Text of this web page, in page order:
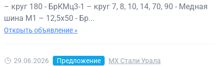
– круг 180 - БрКМц3-1 – круг 7, 8, 10, 14, 70, 90 - Медная
шина М1 – 12,5х50 - Бр...
Открыть объявление »
29.06.2026 Предложение МХ Стали Урала